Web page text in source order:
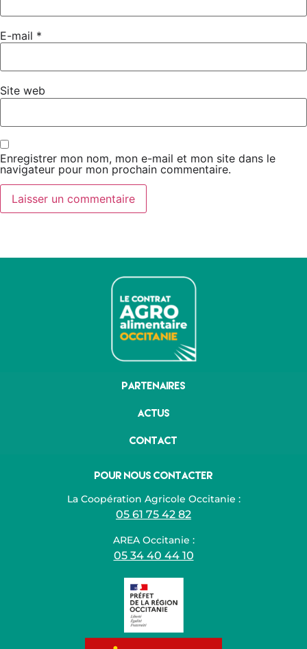
E-mail *
Site web
Enregistrer mon nom, mon e-mail et mon site dans le
navigateur pour mon prochain commentaire.
Partenaires
Actus
Contact
Pour nous contacter
La Coopération Agricole Occitanie :
05 61 75 42 82
AREA Occitanie :
05 34 40 44 10